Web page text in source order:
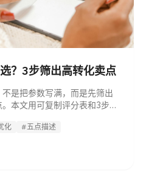
？3步筛出高转化卖点
是把参数写满，而是先筛出
本文用可复制评分表和3步流
化
#五点描述